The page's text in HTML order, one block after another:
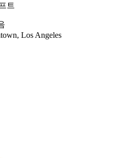
트
Los Angeles